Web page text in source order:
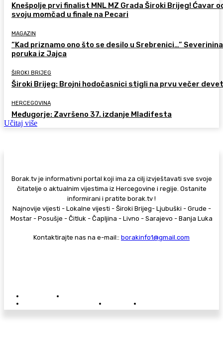
Knešpolje prvi finalist MNL MZ Grada Široki Brijeg! Ćavar
svoju momčad u finale na Pecari
MAGAZIN
“Kad priznamo ono što se desilo u Srebrenici…” Severinina
poruka iz Jajca
ŠIROKI BRIJEG
Široki Brijeg: Brojni hodočasnici stigli na prvu večer
HERCEGOVINA
Međugorje: Završeno 37. izdanje Mladifesta
Učitaj više
Borak.tv je informativni portal koji ima za cilj izvještavati sve svoje
čitatelje o aktualnim vijestima iz Hercegovine i regije. Ostanite
informirani i pratite borak.tv !
Najnovije vijesti - Lokalne vijesti - Široki Brijeg- Ljubuški - Grude -
Mostar - Posušje - Čitluk - Čapljina - Livno - Sarajevo - Banja Luka
Kontaktirajte nas na e-mail:: borakinfo1@gmail.com